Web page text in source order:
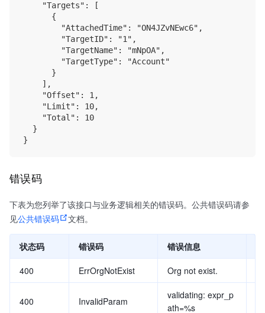
    "Targets": [
      {
        "AttachedTime": "ON4JZvNEwc6",
        "TargetID": "1",
        "TargetName": "mNpOA",
        "TargetType": "Account"
      }
    ],
    "Offset": 1,
    "Limit": 10,
    "Total": 10
  }
错误码
下表为您列举了该接口与业务逻辑相关的错误码。公共错误码请参
见公共错误码 文档。
状态码 错误码 错误信息
400 ErrOrgNotExist Org not exist.
400 InvalidParam
validating: expr_p
ath=%s